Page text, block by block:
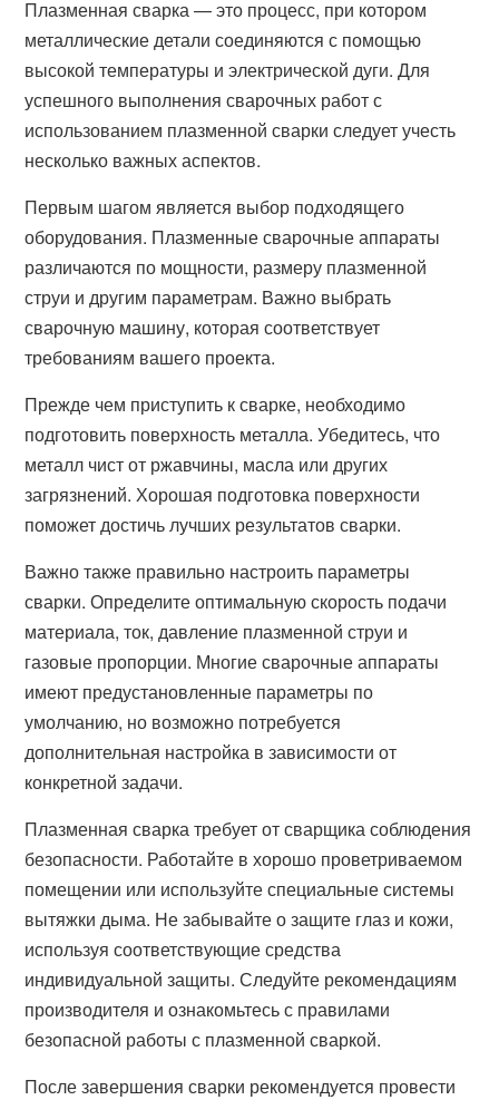
Плазменная сварка — это процесс, при котором
металлические детали соединяются с помощью
высокой температуры и электрической дуги. Для
успешного выполнения сварочных работ с
использованием плазменной сварки следует учесть
несколько важных аспектов.
Первым шагом является выбор подходящего
оборудования. Плазменные сварочные аппараты
различаются по мощности, размеру плазменной
струи и другим параметрам. Важно выбрать
сварочную машину, которая соответствует
требованиям вашего проекта.
Прежде чем приступить к сварке, необходимо
подготовить поверхность металла. Убедитесь, что
металл чист от ржавчины, масла или других
загрязнений. Хорошая подготовка поверхности
поможет достичь лучших результатов сварки.
Важно также правильно настроить параметры
сварки. Определите оптимальную скорость подачи
материала, ток, давление плазменной струи и
газовые пропорции. Многие сварочные аппараты
имеют предустановленные параметры по
умолчанию, но возможно потребуется
дополнительная настройка в зависимости от
конкретной задачи.
Плазменная сварка требует от сварщика соблюдения
безопасности. Работайте в хорошо проветриваемом
помещении или используйте специальные системы
вытяжки дыма. Не забывайте о защите глаз и кожи,
используя соответствующие средства
индивидуальной защиты. Следуйте рекомендациям
производителя и ознакомьтесь с правилами
безопасной работы с плазменной сваркой.
После завершения сварки рекомендуется провести